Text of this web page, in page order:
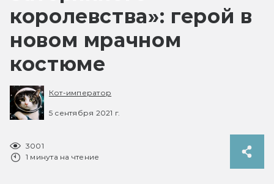
королевства»: герой в
новом мрачном
костюме
Кот-император
5 сентября 2021 г.
3001
1 минута на чтение